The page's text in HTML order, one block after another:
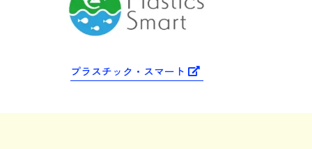
プラスチック・スマート